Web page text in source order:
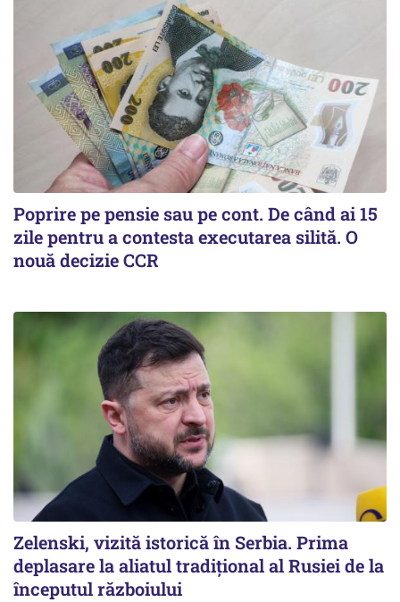
Poprire pe pensie sau pe cont. De când ai 15
zile pentru a contesta executarea silită. O
nouă decizie CCR
Zelenski, vizită istorică în Serbia. Prima
deplasare la aliatul tradițional al Rusiei de la
începutul războiului